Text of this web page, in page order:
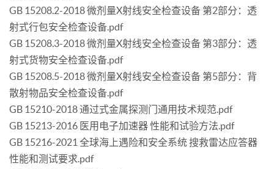
GB 15208.2-2018 微剂量X射线安全检查设备 第2部分：透
射式行包安全检查设备.pdf
GB 15208.3-2018 微剂量X射线安全检查设备 第3部分：透
射式货物安全检查设备.pdf
GB 15208.5-2018 微剂量X射线安全检查设备 第5部分：背
散射物品安全检查设备.pdf
GB 15210-2018 通过式金属探测门通用技术规范.pdf
GB 15213-2016 医用电子加速器 性能和试验方法.pdf
GB 15216-2021 全球海上遇险和安全系统 搜救雷达应答器
性能和测试要求.pdf